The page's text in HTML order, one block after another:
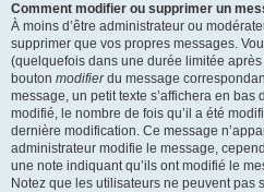
Comment modifier ou supprimer un
À moins d’être administrateur ou
supprimer que vos propres messages.
(quelquefois dans une durée limitée
bouton modifierdu message
message, un petit texte s’affichera en bas
modifié, le nombre de fois qu’il a été
dernière modification. Ce message
administrateur modifie le message,
une note indiquant qu’ils ont modifié le
Notez que les utilisateurs ne peuvent pas